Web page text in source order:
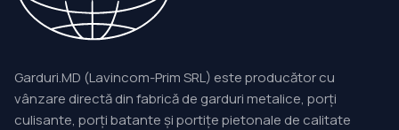
Garduri.MD (Lavincom-Prim SRL) este producător cu
vânzare directă din fabrică de garduri metalice, porți
culisante, porți batante și portițe pietonale de calitate